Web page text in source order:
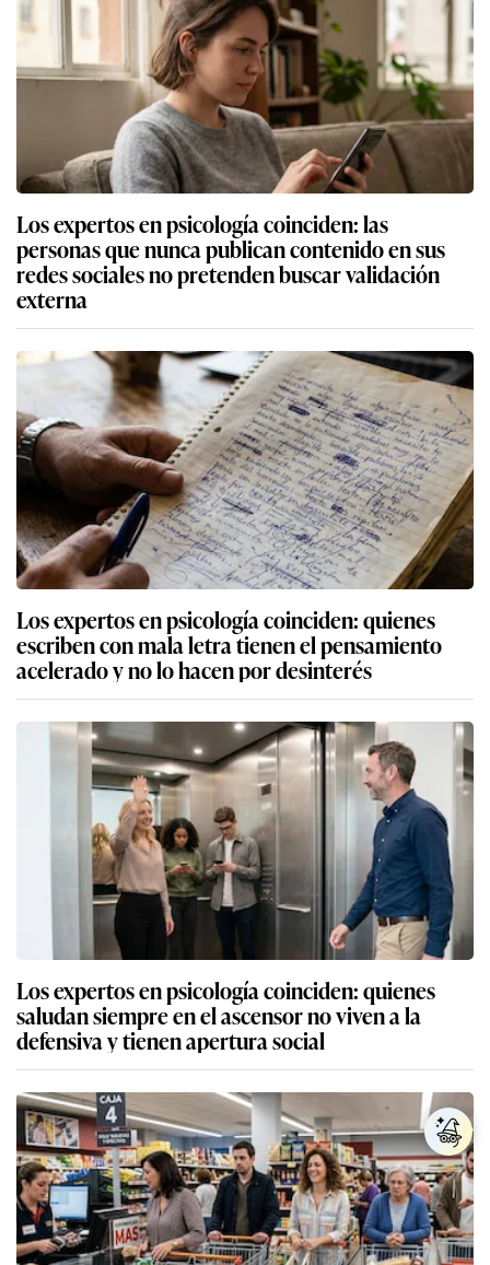
Los expertos en psicología coinciden: las
personas que nunca publican contenido en sus
redes sociales no pretenden buscar validación
externa
Los expertos en psicología coinciden: quienes
escriben con mala letra tienen el pensamiento
acelerado y no lo hacen por desinterés
Los expertos en psicología coinciden: quienes
saludan siempre en el ascensor no viven a la
defensiva y tienen apertura social